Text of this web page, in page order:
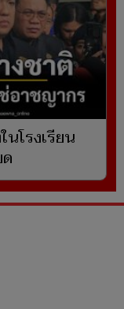
โรงเรียน